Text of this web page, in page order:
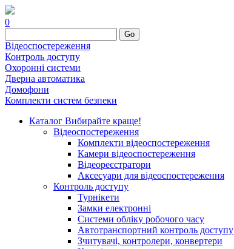
0
Go
Відеоспостереження
Контроль доступу
Охоронні системи
Дверна автоматика
Домофони
Комплекти систем безпеки
Каталог Вибирайте краще!
Відеоспостереження
Комплекти відеоспостереження
Камери відеоспостереження
Відеореєстратори
Аксесуари для відеоспостереження
Контроль доступу
Турнікети
Замки електронні
Системи обліку робочого часу
Автотранспортний контроль доступу
Зчитувачі, контролери, конвертери